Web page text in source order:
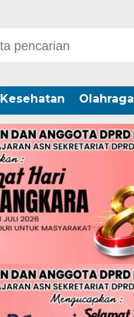
Kesehatan Olahraga